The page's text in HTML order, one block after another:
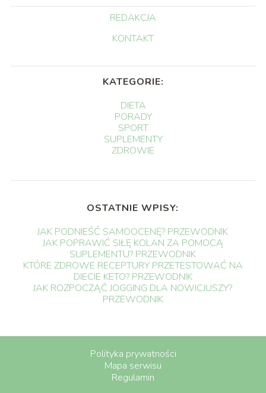
REDAKCJA
KONTAKT
KATEGORIE:
DIETA
PORADY
SPORT
SUPLEMENTY
ZDROWIE
OSTATNIE WPISY:
JAK PODNIEŚĆ SAMOOCENĘ? PRZEWODNIK
JAK POPRAWIĆ SIŁĘ KOLAN ZA POMOCĄ
SUPLEMENTU? PRZEWODNIK
KTÓRE ZDROWE RECEPTURY PRZETESTOWAĆ NA
DIECIE KETO? PRZEWODNIK
JAK ROZPOCZĄĆ JOGGING DLA NOWICJUSZY?
PRZEWODNIK
Polityka prywatności
Mapa serwisu
Regulamin